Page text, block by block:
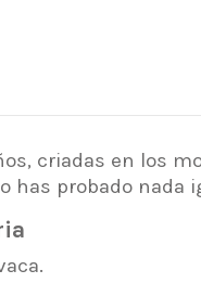
criadas en los
has probado nada